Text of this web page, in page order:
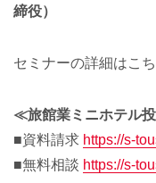
締役）
セミナーの詳細はこ
≪旅館業ミニホテル
■資料請求 https://s-
■無料相談 https://s-